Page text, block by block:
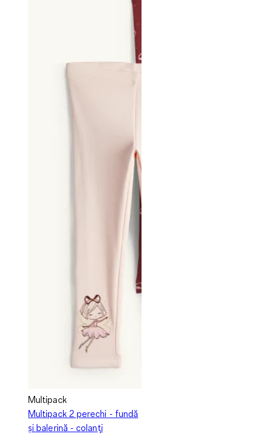
Multipack
Multipack 2 perechi - fundă
și balerină - colanți